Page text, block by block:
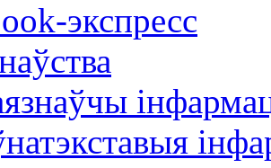
экспресс